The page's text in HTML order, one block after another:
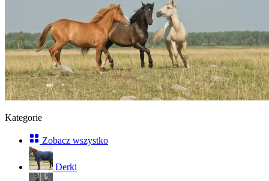
Kategorie
Zobacz wszystko
Derki